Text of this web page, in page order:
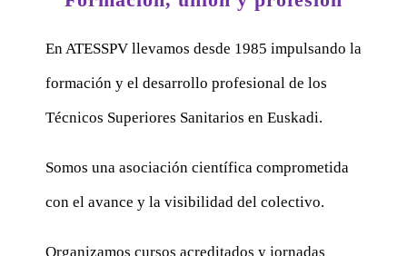
En ATESSPV llevamos desde 1985 impulsando la
formación y el desarrollo profesional de los
Técnicos Superiores Sanitarios en Euskadi.
Somos una asociación científica comprometida
con el avance y la visibilidad del colectivo.
Organizamos cursos acreditados y jornadas